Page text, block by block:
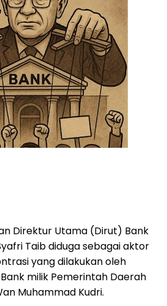
Direktur Utama (Dirut) Bank
Taib diduga sebagai aktor
yang dilakukan oleh
milik Pemerintah Daerah
Muhammad Kudri.